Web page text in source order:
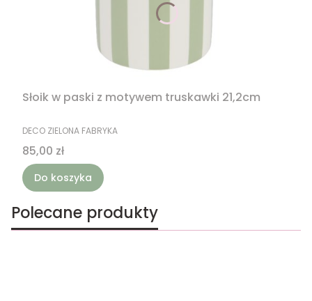
Słoik w paski z motywem truskawki 21,2cm
PRODUCENT
DECO ZIELONA FABRYKA
Cena
85,00 zł
Do koszyka
Polecane produkty